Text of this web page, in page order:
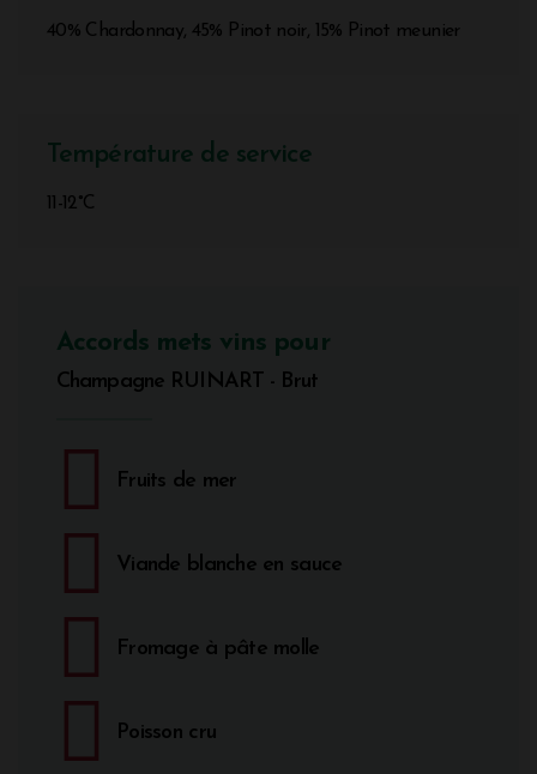
40% Chardonnay, 45% Pinot noir, 15% Pinot meunier
Température de service
11-12°C
Accords mets vins pour
Champagne RUINART - Brut
Fruits de mer
Viande blanche en sauce
Fromage à pâte molle
Poisson cru